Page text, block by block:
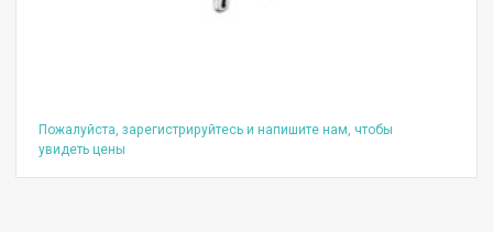
Пожалуйста, зарегистрируйтесь и напишите нам, чтобы
увидеть цены